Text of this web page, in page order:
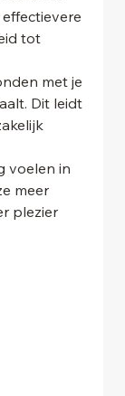
tot
met je
Dit leidt
voelen in
meer
plezier